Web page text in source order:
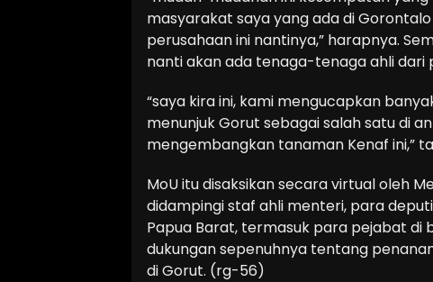
masyarakat saya yang ada di
perusahaan ini nantinya,” harapnya.
nanti akan ada tenaga-tenaga ahli dari
“saya kira ini, kami mengucapkan
menunjuk Gorut sebagai salah satu di
mengembangkan tanaman Kenaf ini,”
MoU itu disaksikan secara virtual oleh
didampingi staf ahli menteri, para
Papua Barat, termasuk para pejabat
dukungan sepenuhnya tentang
di Gorut. (rg-56)